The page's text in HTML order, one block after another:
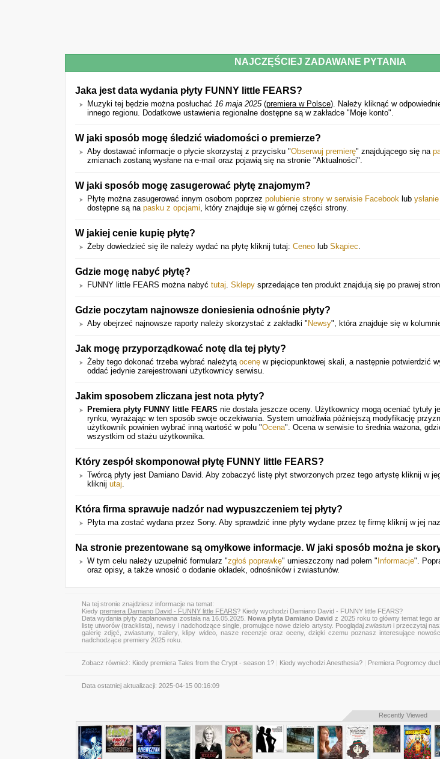
11 The First Time
12 Perfect Life
13 Silverlines
14 SOLITUDE (No One Understands Me)
NAJCZĘŚCIEJ ZADAWANE PYTANIA
Jaka jest data wydania płyty FUNNY little FEARS?
Muzyki tej będzie można posłuchać 16 maja 2025(premiera w Polsce). Należy kliknąć w
innego regionu. Dodatkowe ustawienia regionalne dostępne są w zakładce "Moje konto".
W jaki sposób mogę śledzić wiadomości o premierze?
Aby dostawać informacje o płycie skorzystaj z przycisku "Obserwuj premierę" znajdującego się na
zmianach zostaną wysłane na e-mail oraz pojawią się na stronie "Aktualności".
W jaki sposób mogę zasugerować płytę znajomym?
Płytę można zasugerować innym osobom poprzez polubienie strony w serwisie Facebook lub
dostępne są na pasku z opcjami, który znajduje się w górnej części strony.
W jakiej cenie kupię płytę?
Żeby dowiedzieć się ile należy wydać na płytę kliknij tutaj: Ceneo lub Skąpiec.
Gdzie mogę nabyć płytę?
FUNNY little FEARS można nabyć tutaj. Sklepy sprzedające ten produkt znajdują się po prawej
Gdzie poczytam najnowsze doniesienia odnośnie płyty?
Aby obejrzeć najnowsze raporty należy skorzystać z zakładki " Newsy", która znajduje się w
Jak mogę przyporządkować notę dla tej płyty?
Żeby tego dokonać trzeba wybrać należytą ocenę w pięciopunktowej skali, a następnie potwierdzić
oddać jedynie zarejestrowani użytkownicy serwisu.
Jakim sposobem zliczana jest nota płyty?
Premiera płyty FUNNY little FEARS nie dostała jeszcze oceny. Użytkownicy mogą oceniać tytuły
rynku, wyrażając w ten sposób swoje oczekiwania. System umożliwia późniejszą modyfikację
użytkownik powinien wybrać inną wartość w polu "Ocena". Ocena w serwisie to średnia ważona,
wszystkim od stażu użytkownika.
Który zespół skomponował płytę FUNNY little FEARS?
Twórcą płyty jest Damiano David. Aby zobaczyć listę płyt stworzonych przez tego artystę kliknij w
kliknij utaj.
Która firma sprawuje nadzór nad wypuszczeniem tej płyty?
Płyta ma zostać wydana przez Sony. Aby sprawdzić inne płyty wydane przez tę firmę kliknij w jej
Na stronie prezentowane są omyłkowe informacje. W jaki sposób można je
W tym celu należy uzupełnić formularz "zgłoś poprawkę" umieszczony nad polem " Informacje".
oraz opisy, a także wnosić o dodanie okładek, odnośników i zwiastunów.
Na tej stronie znajdziesz informacje na temat:
Kiedy premiera Damiano David - FUNNY little FEARS? Kiedy wychodzi Damiano David - FUNNY little FEARS?
Data wydania płyty zaplanowana została na 16.05.2025. Nowa płyta Damiano David z 2025 roku to główny temat tego
listę utworów (tracklista), newsy i nadchodzące single, promujące nowe dzieło artysty. Pooglądaj zwiastuni przeczytaj
galerię zdjęć, zwiastuny, trailery, klipy wideo, nasze recenzje oraz oceny, dzięki czemu poznasz interesujące
nadchodzące premiery 2025 roku.
Zobacz również: Kiedy premiera Tales from the Crypt - season 1? Kiedy wychodzi Anesthesia? Premiera Pogromcy
Data ostatniej aktualizacji: 2025-04-15 00:16:09
Recently Viewed